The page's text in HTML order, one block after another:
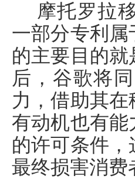
摩托罗拉
一部分专利
的主要目的
后，谷歌将
力，借助其
有动机也有
的许可条件
最终损害消费